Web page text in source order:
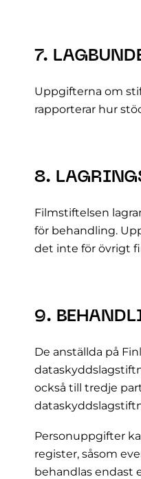
7.
Uppgifterna om
rapporterar hur
8.
Filmstiftelsen
för behandling.
det inte för övrigt
9.
De anställda på
också till tredje
Personuppgifter
register, såsom
behandlas endast